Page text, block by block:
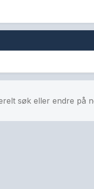
søk eller endre på